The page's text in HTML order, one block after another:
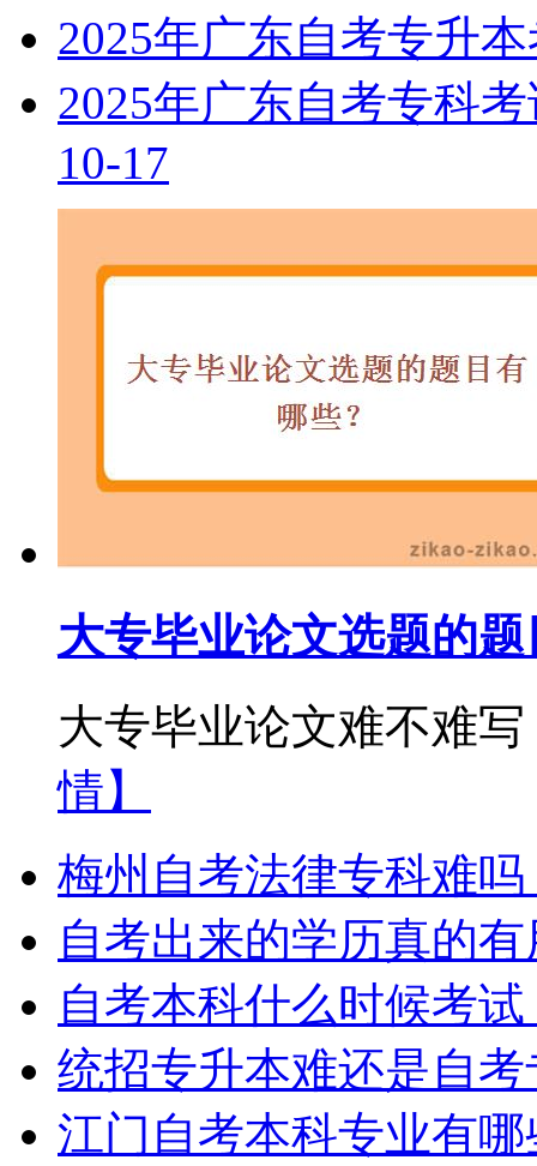
2025年广东自考专升
2025年广东自考专科
10-17
大专毕业论文选题的
大专毕业论文难不难
情】
梅州自考法律专科难吗
自考出来的学历真的
自考本科什么时候考试
统招专升本难还是自
江门自考本科专业有哪